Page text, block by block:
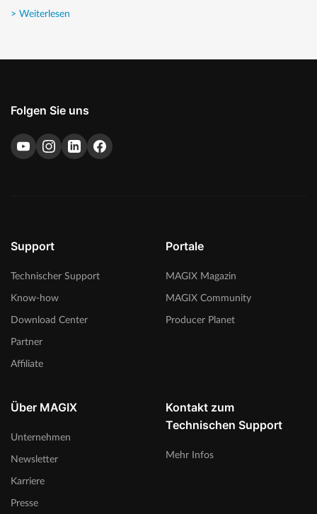
> Weiterlesen
Folgen Sie uns
Support
Technischer Support
Know-how
Download Center
Partner
Affiliate
Portale
MAGIX Magazin
MAGIX Community
Producer Planet
Über MAGIX
Unternehmen
Newsletter
Karriere
Presse
Kontakt zum
Technischen Support
Mehr Infos